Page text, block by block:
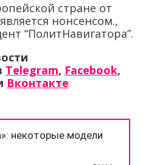
стране от
нонсенсом.,
“ПолитНавигатора”.
Telegram, Facebook,
Вконтакте